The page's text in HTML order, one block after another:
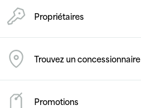
Propriétaires
Trouvez un concessionnaire
Promotions